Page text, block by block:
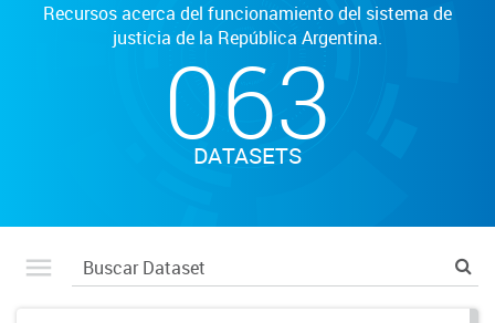
Recursos acerca del funcionamiento del sistema de
justicia de la República Argentina.
063
DATASETS